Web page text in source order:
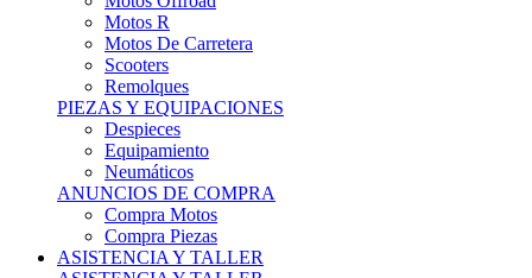
Motos R
Motos De Carretera
Scooters
Remolques
PIEZAS Y EQUIPACIONES
Despieces
Equipamiento
Neumáticos
ANUNCIOS DE COMPRA
Compra Motos
Compra Piezas
ASISTENCIA Y TALLER